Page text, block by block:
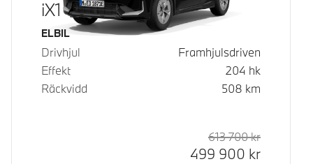
iX1 eDrive20
Bränsle
ELBIL
Drivhjul
Framhjulsdriven
Effekt
204 hk
Räckvidd
508 km
Rek. ord
613 700kr
499 900 kr